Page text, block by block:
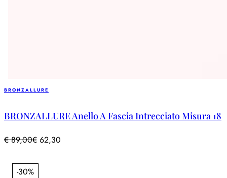
BRONZALLURE
BRONZALLURE Anello A Fascia Intrecciato Misura 18
€89,00€ 62,30
-30%